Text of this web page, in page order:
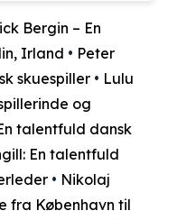
Bergin – En
Irland • Peter
skuespiller • Lulu
og
talentfuld dansk
En talentfuld
• Nikolaj
fra København til